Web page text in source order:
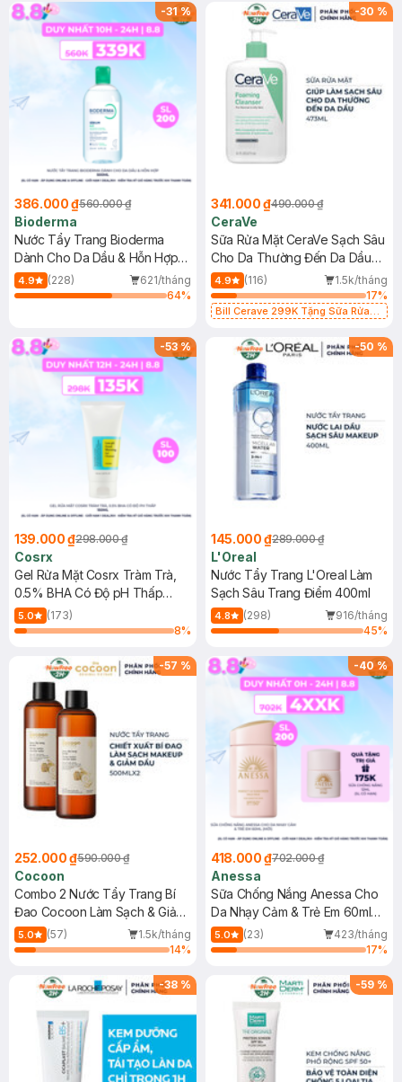
-31%
386.000 ₫560.000 ₫
Bioderma
Nước Tẩy Trang Bioderma
Dành Cho Da Dầu & Hỗn Hợp
500ml
4.9 (228)
621/tháng
64%
-30 %
341.000 ₫490.000 ₫
CeraVe
Sữa Rửa Mặt CeraVe Sạch Sâu
Cho Da Thường Đến Da Dầu
473ml
4.9 (116)
1.5k/tháng
17%
Bill Cerave 299K Tặng Sữa Rửa
-53%
139.000 ₫298.000 ₫
Cosrx
Gel Rửa Mặt Cosrx Tràm Trà,
0.5% BHA Có Độ pH Thấp
150ml
5.0
(173)
8%
-50 %
145.000 ₫289.000 ₫
L'Oreal
Nước Tẩy Trang L'Oreal Làm
Sạch Sâu Trang Điểm 400ml
4.8 (298)
916/tháng
45%
-57 %
252.000 ₫590.000 ₫
Cocoon
Combo 2 Nước Tẩy Trang Bí
Đao Cocoon Làm Sạch & Giảm
Dầu 500ml
5.0 (57)
1.5k/tháng
14%
-40%
418.000 ₫702.000 ₫
Anessa
Sữa Chống Nắng Anessa Cho
Da Nhạy Cảm & Trẻ Em 60ml
(Mới)
5.0 (23)
423/tháng
17%
-38 % -59 %